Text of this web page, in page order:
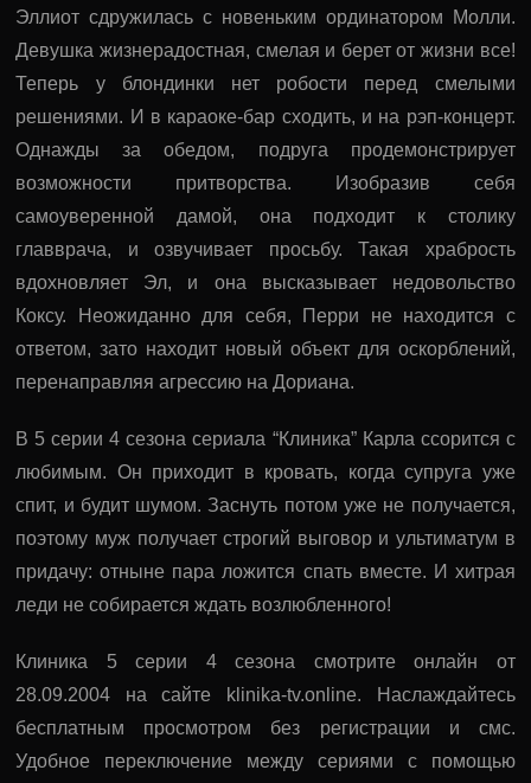
Эллиот сдружилась с новеньким ординатором Молли.
Девушка жизнерадостная, смелая и берет от жизни все!
Теперь у блондинки нет робости перед смелыми
решениями. И в караоке-бар сходить, и на рэп-концерт.
Однажды за обедом, подруга продемонстрирует
возможности притворства. Изобразив себя
самоуверенной дамой, она подходит к столику
главврача, и озвучивает просьбу. Такая храбрость
вдохновляет Эл, и она высказывает недовольство
Коксу. Неожиданно для себя, Перри не находится с
ответом, зато находит новый объект для оскорблений,
перенаправляя агрессию на Дориана.
В 5 серии 4 сезона сериала “Клиника” Карла ссорится с
любимым. Он приходит в кровать, когда супруга уже
спит, и будит шумом. Заснуть потом уже не получается,
поэтому муж получает строгий выговор и ультиматум в
придачу: отныне пара ложится спать вместе. И хитрая
леди не собирается ждать возлюбленного!
Клиника 5 серии 4 сезона смотрите онлайн от
28.09.2004 на сайте klinika-tv.online. Наслаждайтесь
бесплатным просмотром без регистрации и смс.
Удобное переключение между сериями с помощью